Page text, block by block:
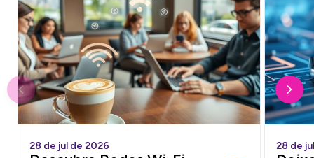
28 de jul de 2026 28 de